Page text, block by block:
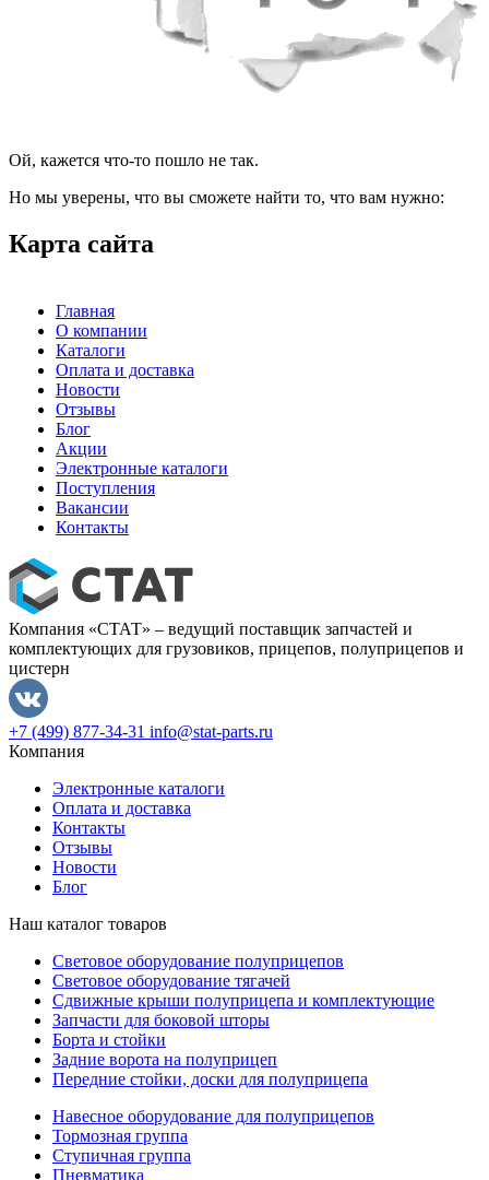
Ой, кажется что-то пошло не так.
Но мы уверены, что вы сможете найти то, что вам нужно:
Карта сайта
Главная
О компании
Каталоги
Оплата и доставка
Новости
Отзывы
Блог
Акции
Электронные каталоги
Поступления
Вакансии
Контакты
Компания «СТАТ» – ведущий поставщик запчастей и
комплектующих для грузовиков, прицепов, полуприцепов и
цистерн
+7 (499) 877-34-31 info@stat-parts.ru
Компания
Электронные каталоги
Оплата и доставка
Контакты
Отзывы
Новости
Блог
Наш каталог товаров
Световое оборудование полуприцепов
Световое оборудование тягачей
Сдвижные крыши полуприцепа и комплектующие
Запчасти для боковой шторы
Борта и стойки
Задние ворота на полуприцеп
Передние стойки, доски для полуприцепа
Навесное оборудование для полуприцепов
Тормозная группа
Ступичная группа
Пневматика